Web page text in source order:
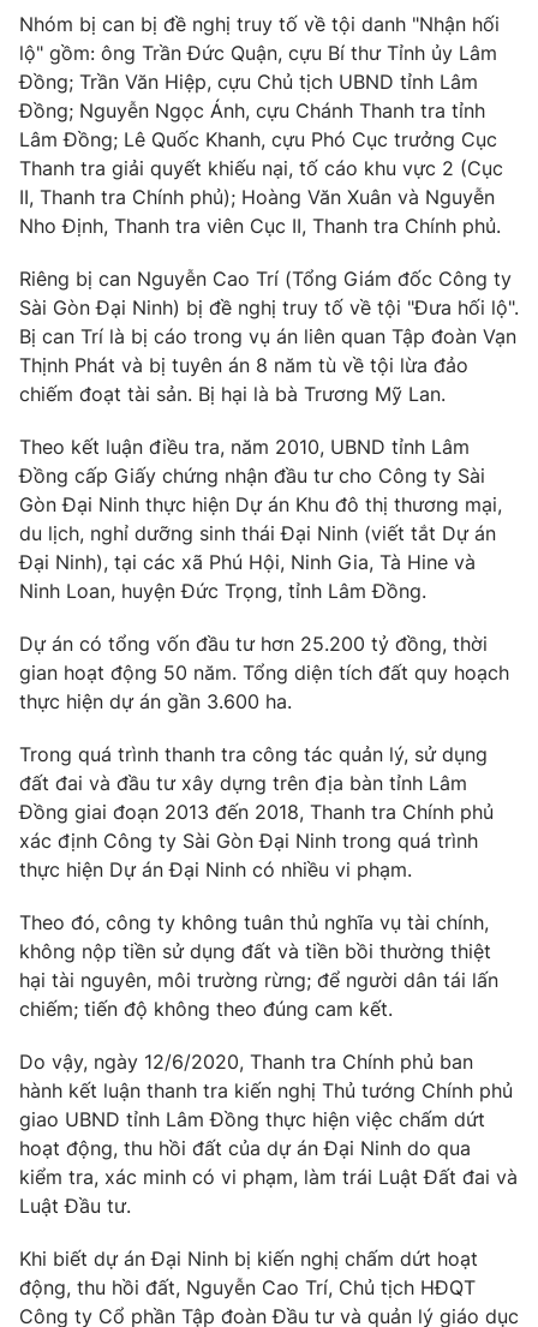
Thị trường
Tư vấn
Lịch phát sóng
Chuyên mục khác
Emagazine Podcast
Photo Infographic
Video Shorts video
VTV Money VTV Thể thao
VTV Sức khoẻ Bất động sản
Thị trường 24h Tấm lòng Việt
VTV4 Vươn mình bằng AI
VTV9 VTV8
Liên hệ tòa soạn
THỜI BÁO VTV
Theo dõi báo trên
Cơ quan chủ quản:Đài Truyền hình Việt Nam
Cơ quan báo chí:Thời báo VTV
Giấy phép hoạt động báo in và báo điện tử số 483/GP-BTTTT
cấp ngày 29/12/2023
Tổng Biên tập:Vũ Thanh Thủy
Phó Tổng Biên tập:Nguyễn Thị Mỹ Hạnh, Phạm Quốc Thắng,
Nguyễn Trọng Ninh
Tổng đài VTV:
Email:toasoan@vtv.vn
Liên hệ quảng cáo:
024-7300.7108
Nhóm bị can bị đề nghị truy tố về tội danh "Nhận hối
lộ" gồm: ông Trần Đức Quận, cựu Bí thư Tỉnh ủy Lâm
Đồng; Trần Văn Hiệp, cựu Chủ tịch UBND tỉnh Lâm
Đồng; Nguyễn Ngọc Ánh, cựu Chánh Thanh tra tỉnh
Lâm Đồng; Lê Quốc Khanh, cựu Phó Cục trưởng Cục
Thanh tra giải quyết khiếu nại, tố cáo khu vực 2 (Cục
II, Thanh tra Chính phủ); Hoàng Văn Xuân và Nguyễn
Nho Định, Thanh tra viên Cục II, Thanh tra Chính phủ.
Riêng bị can Nguyễn Cao Trí (Tổng Giám đốc Công ty
Sài Gòn Đại Ninh) bị đề nghị truy tố về tội "Đưa hối lộ".
Bị can Trí là bị cáo trong vụ án liên quan Tập đoàn Vạn
Thịnh Phát và bị tuyên án 8 năm tù về tội lừa đảo
chiếm đoạt tài sản. Bị hại là bà Trương Mỹ Lan.
Theo kết luận điều tra, năm 2010, UBND tỉnh Lâm
Đồng cấp Giấy chứng nhận đầu tư cho Công ty Sài
Gòn Đại Ninh thực hiện Dự án Khu đô thị thương mại,
du lịch, nghỉ dưỡng sinh thái Đại Ninh (viết tắt Dự án
Đại Ninh), tại các xã Phú Hội, Ninh Gia, Tà Hine và
Ninh Loan, huyện Đức Trọng, tỉnh Lâm Đồng.
Dự án có tổng vốn đầu tư hơn 25.200 tỷ đồng, thời
gian hoạt động 50 năm. Tổng diện tích đất quy hoạch
thực hiện dự án gần 3.600 ha.
Trong quá trình thanh tra công tác quản lý, sử dụng
đất đai và đầu tư xây dựng trên địa bàn tỉnh Lâm
Đồng giai đoạn 2013 đến 2018, Thanh tra Chính phủ
xác định Công ty Sài Gòn Đại Ninh trong quá trình
thực hiện Dự án Đại Ninh có nhiều vi phạm.
Theo đó, công ty không tuân thủ nghĩa vụ tài chính,
không nộp tiền sử dụng đất và tiền bồi thường thiệt
hại tài nguyên, môi trường rừng; để người dân tái lấn
chiếm; tiến độ không theo đúng cam kết.
Do vậy, ngày 12/6/2020, Thanh tra Chính phủ ban
hành kết luận thanh tra kiến nghị Thủ tướng Chính phủ
giao UBND tỉnh Lâm Đồng thực hiện việc chấm dứt
hoạt động, thu hồi đất của dự án Đại Ninh do qua
kiểm tra, xác minh có vi phạm, làm trái Luật Đất đai và
Luật Đầu tư.
Khi biết dự án Đại Ninh bị kiến nghị chấm dứt hoạt
động, thu hồi đất, Nguyễn Cao Trí, Chủ tịch HĐQT
Công ty Cổ phần Tập đoàn Đầu tư và quản lý giáo dục